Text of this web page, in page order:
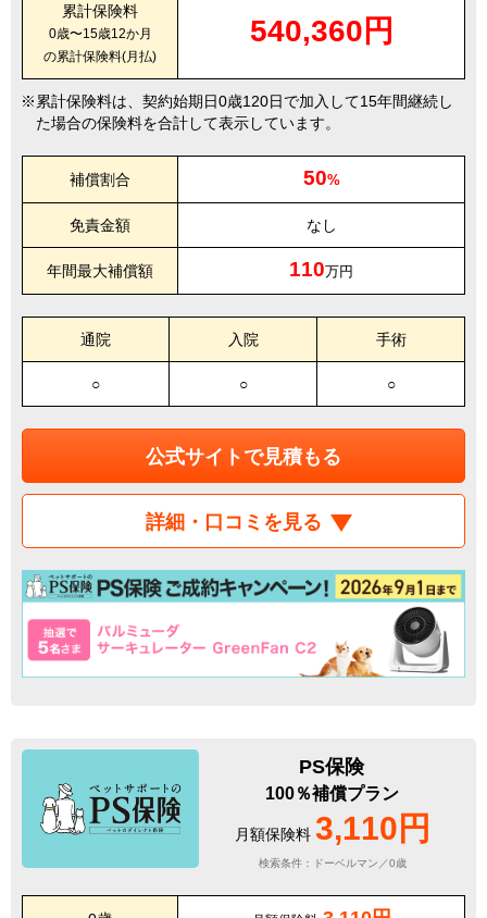
累計保険料
0歳〜15歳12か月
の累計保険料(月払)
540,360円
累計保険料は、契約始期日0歳120日で加入して15年間継続し
た場合の保険料を合計して表示しています。
補償割合 50%
免責金額 なし
年間最大補償額 110万円
通院 入院 手術
○ ○ ○
公式サイトで見積もる
詳細・口コミを見る
PS保険
100％補償プラン
月額保険料 3,110円
検索条件：ドーベルマン／0歳